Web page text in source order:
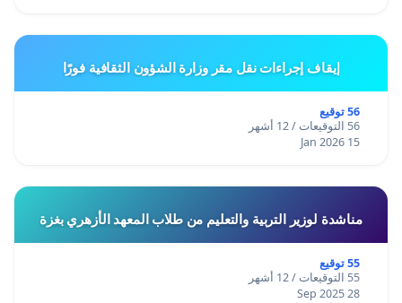
إيقاف إجراءات نقل مقر وزارة الشؤون الثقافية فورًا
56 توقيع
56 التوقيعات / 12 أشهر
15 Jan 2026
مناشدة لوزير التربية والتعليم من طلاب المعهد الأزهري بغزة
55 توقيع
55 التوقيعات / 12 أشهر
28 Sep 2025